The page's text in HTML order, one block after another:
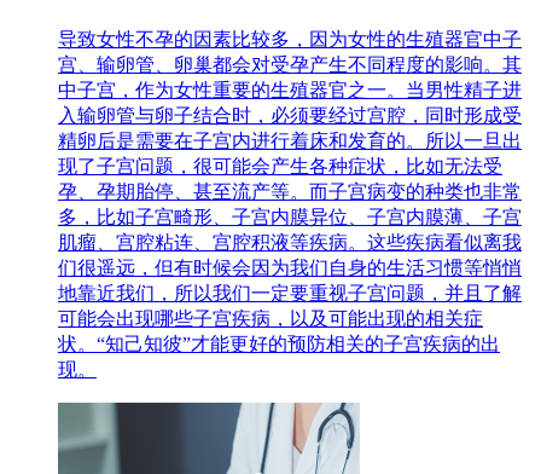
导致女性不孕的因素比较多，因为女性的生殖器官中子
宫、输卵管、卵巢都会对受孕产生不同程度的影响。其
中子宫，作为女性重要的生殖器官之一。当男性精子进
入输卵管与卵子结合时，必须要经过宫腔，同时形成受
精卵后是需要在子宫内进行着床和发育的。所以一旦出
现了子宫问题，很可能会产生各种症状，比如无法受
孕、孕期胎停、甚至流产等。而子宫病变的种类也非常
多，比如子宫畸形、子宫内膜异位、子宫内膜薄、子宫
肌瘤、宫腔粘连、宫腔积液等疾病。这些疾病看似离我
们很遥远，但有时候会因为我们自身的生活习惯等悄悄
地靠近我们，所以我们一定要重视子宫问题，并且了解
可能会出现哪些子宫疾病，以及可能出现的相关症
状。“知己知彼”才能更好的预防相关的子宫疾病的出
现。